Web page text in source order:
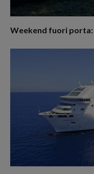
Weekend fuori porta: